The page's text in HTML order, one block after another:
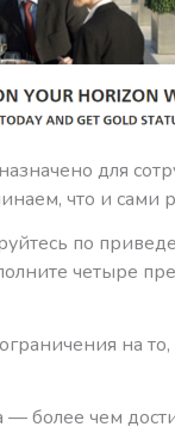
для
что и сами
по
четыре
на
более чем